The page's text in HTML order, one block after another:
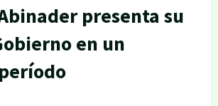
presenta su
en un